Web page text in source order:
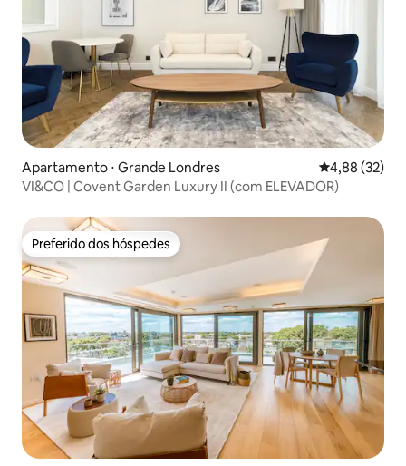
Apartamento ⋅ Grande Londres 4,88 de uma
4,88 (32)
VI&CO | Covent Garden Luxury II (com ELEVADOR)
Preferido dos hóspedes
Preferido dos hóspedes